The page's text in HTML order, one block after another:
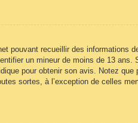
pouvant recueillir des informations
un mineur de moins de 13 ans.
pour obtenir son avis. Notez
sortes, à l’exception de celles